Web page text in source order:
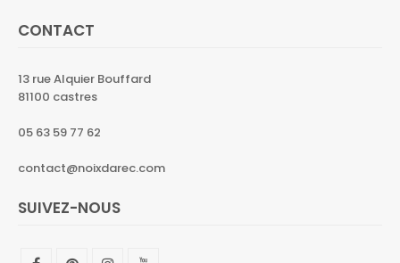
CONTACT
13 rue Alquier Bouffard
81100 castres
05 63 59 77 62
contact@noixdarec.com
SUIVEZ-NOUS